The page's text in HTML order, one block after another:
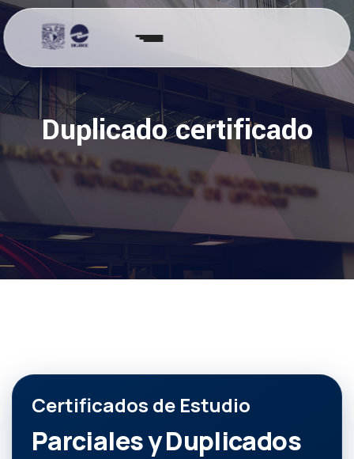
Duplicado certificado
Certificados de Estudio
Parciales y Duplicados